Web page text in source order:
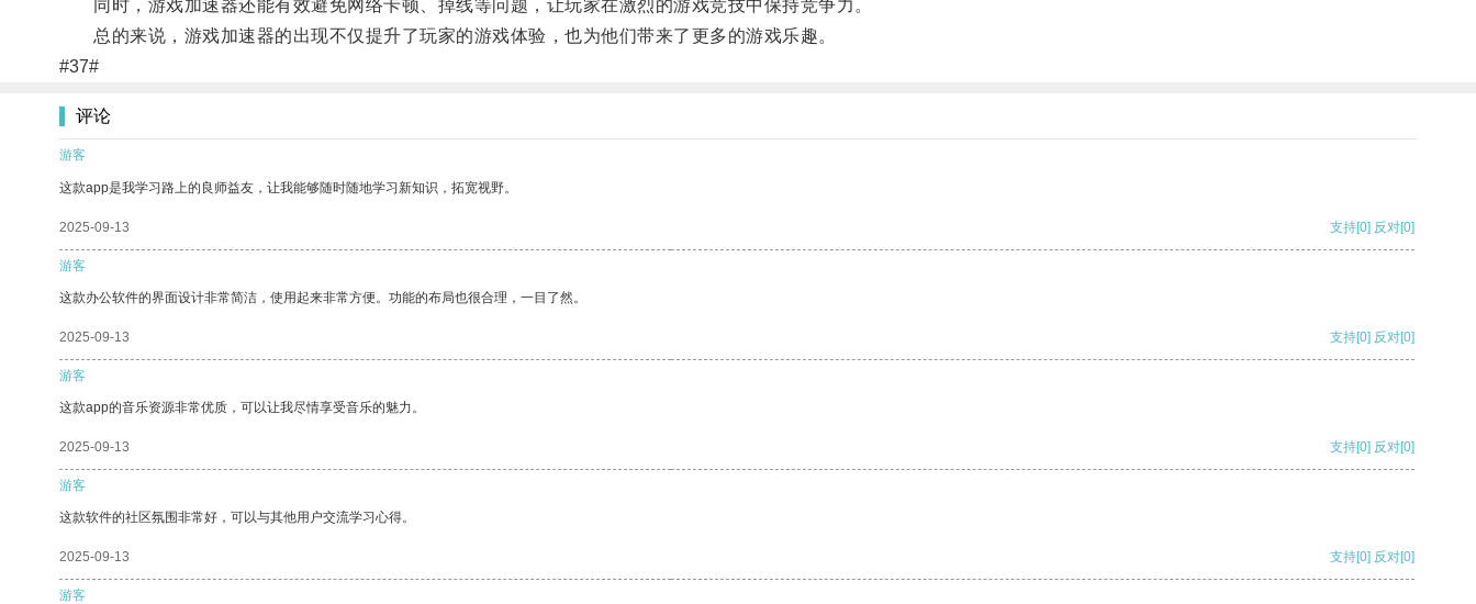
同时，游戏加速器还能有效避免网络卡顿、掉线等问题，让玩家在激烈的游戏竞技中保持竞争力。
总的来说，游戏加速器的出现不仅提升了玩家的游戏体验，也为他们带来了更多的游戏乐趣。
#37#
评论
游客
这款app是我学习路上的良师益友，让我能够随时随地学习新知识，拓宽视野。
2025-09-13 支持[0] 反对[0]
游客
这款办公软件的界面设计非常简洁，使用起来非常方便。功能的布局也很合理，一目了然。
2025-09-13 支持[0] 反对[0]
游客
这款app的音乐资源非常优质，可以让我尽情享受音乐的魅力。
2025-09-13 支持[0] 反对[0]
游客
这款软件的社区氛围非常好，可以与其他用户交流学习心得。
2025-09-13 支持[0] 反对[0]
游客